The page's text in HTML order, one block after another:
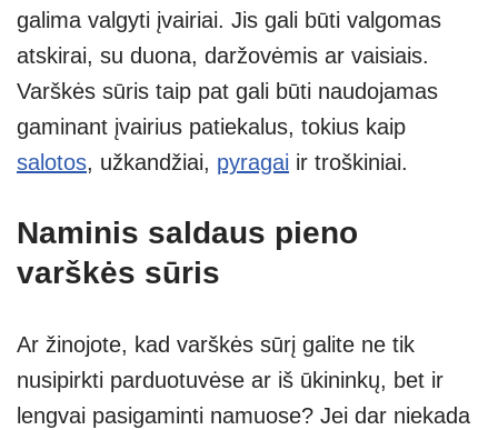
galima valgyti įvairiai. Jis gali būti valgomas
atskirai, su duona, daržovėmis ar vaisiais.
Varškės sūris taip pat gali būti naudojamas
gaminant įvairius patiekalus, tokius kaip
salotos, užkandžiai, pyragai ir troškiniai.
Naminis saldaus pieno
varškės sūris
Ar žinojote, kad varškės sūrį galite ne tik
nusipirkti parduotuvėse ar iš ūkininkų, bet ir
lengvai pasigaminti namuose? Jei dar niekada